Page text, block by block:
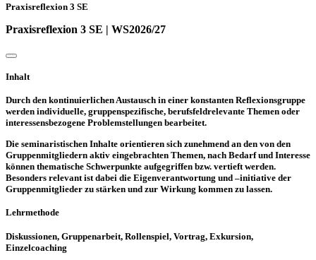
Praxisreflexion 3 SE
Praxisreflexion 3 SE | WS2026/27
Inhalt
Durch den kontinuierlichen Austausch in einer konstanten Reflexionsgruppe
werden individuelle, gruppenspezifische, berufsfeldrelevante Themen oder
interessensbezogene Problemstellungen bearbeitet.
Die seminaristischen Inhalte orientieren sich zunehmend an den von den
Gruppenmitgliedern aktiv eingebrachten Themen, nach Bedarf und Interesse
können thematische Schwerpunkte aufgegriffen bzw. vertieft werden.
Besonders relevant ist dabei die Eigenverantwortung und –initiative der
Gruppenmitglieder zu stärken und zur Wirkung kommen zu lassen.
Lehrmethode
Diskussionen, Gruppenarbeit, Rollenspiel, Vortrag, Exkursion,
Einzelcoaching